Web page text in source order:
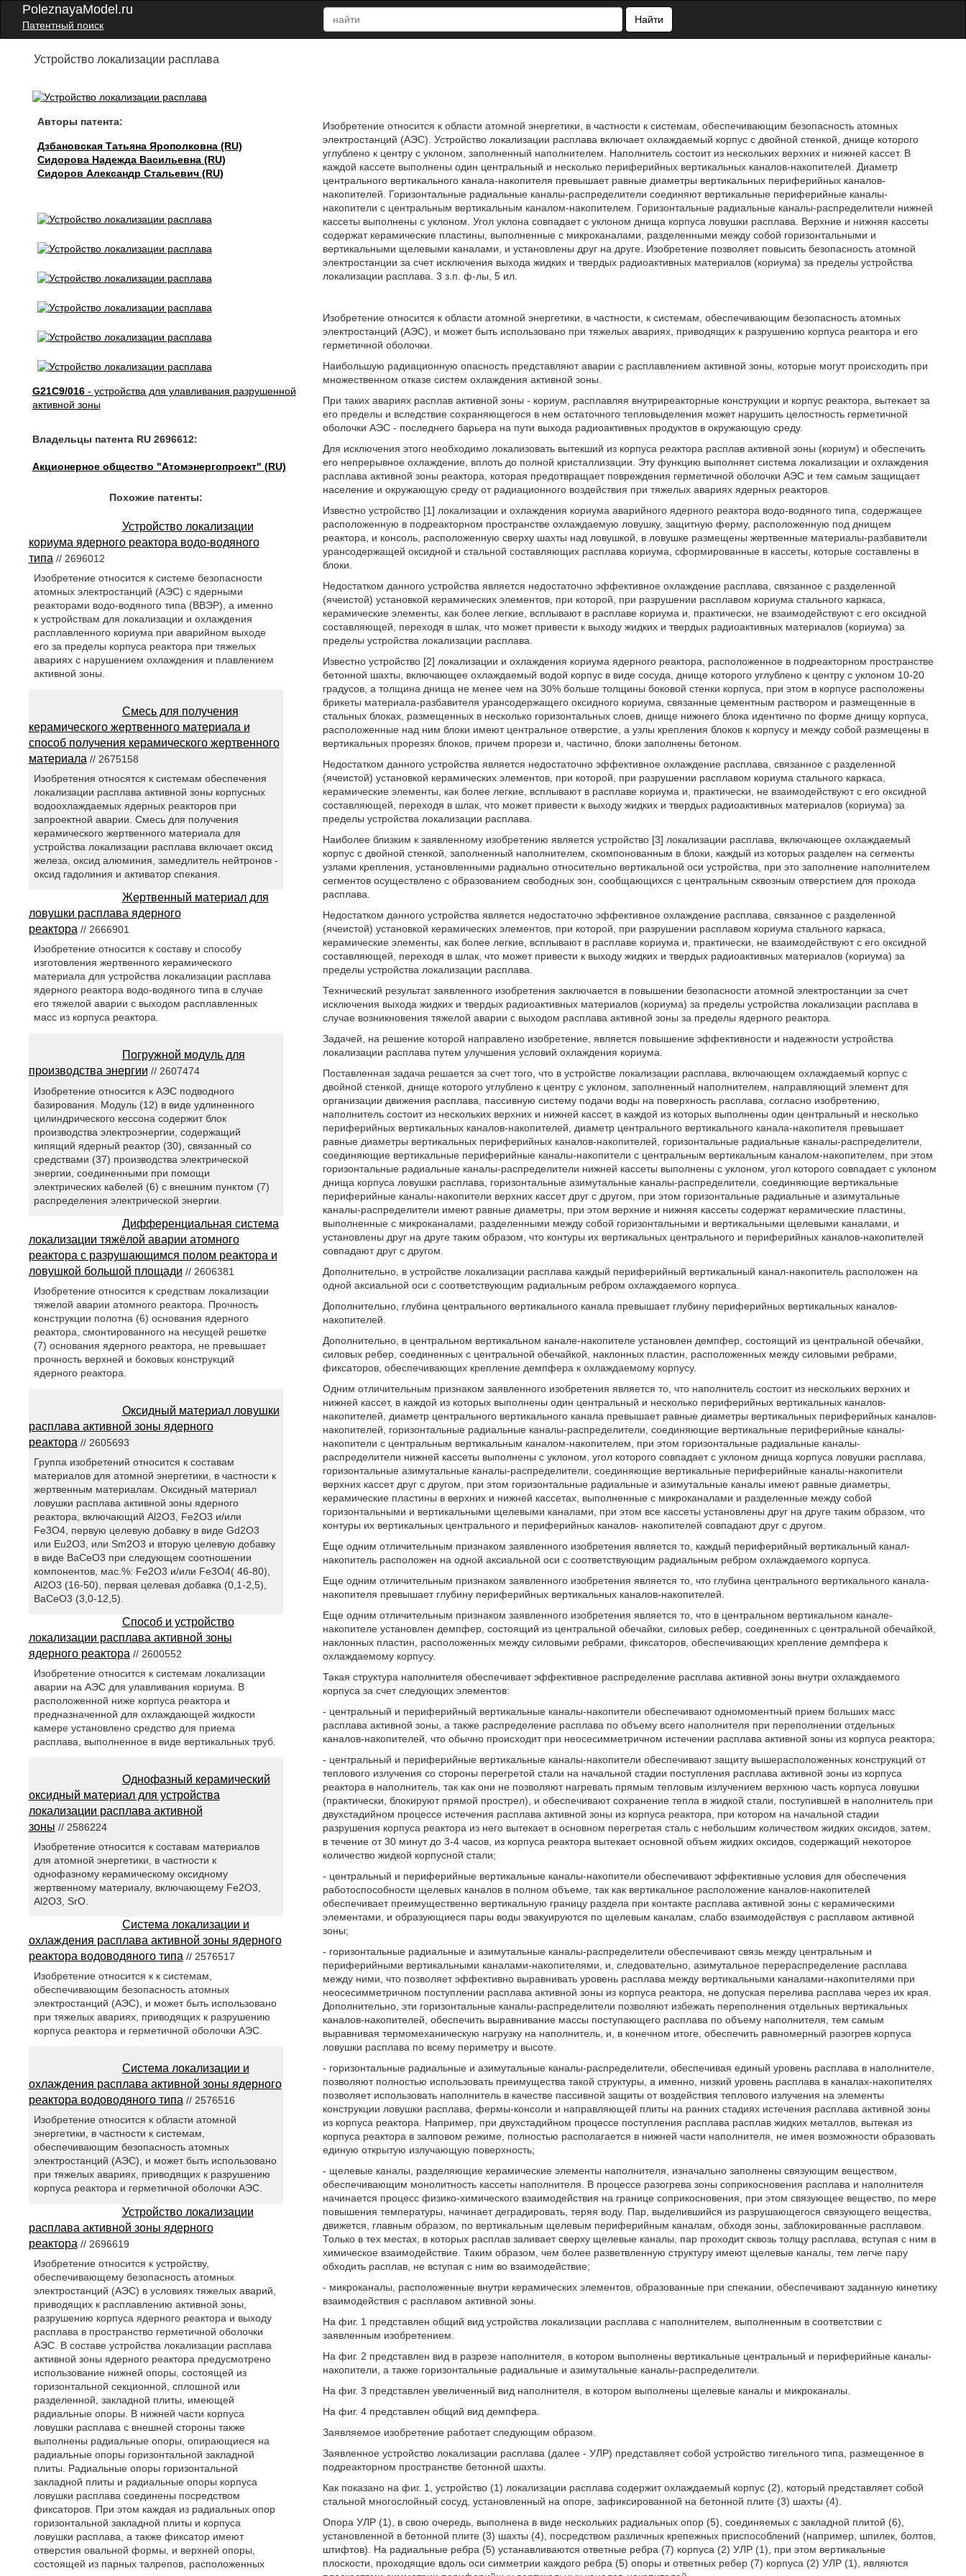
PoleznayaModel.ru
Патентный поиск
Найти
Устройство локализации расплава
Авторы патента:
Дзбановская Татьяна Ярополковна (RU)
Сидорова Надежда Васильевна (RU)
Сидоров Александр Стальевич (RU)
G21C9/016- устройства для улавливания разрушенной
активной зоны
Владельцы патента RU 2696612:
Акционерное общество "Атомэнергопроект" (RU)
Изобретение относится к области атомной энергетики, в частности к системам, обеспечивающим безопасность атомных
электростанций (АЭС). Устройство локализации расплава включает охлаждаемый корпус с двойной стенкой, днище которого
углублено к центру с уклоном, заполненный наполнителем. Наполнитель состоит из нескольких верхних и нижней кассет. В
каждой кассете выполнены один центральный и несколько периферийных вертикальных каналов-накопителей. Диаметр
центрального вертикального канала-накопителя превышает равные диаметры вертикальных периферийных каналов-
накопителей. Горизонтальные радиальные каналы-распределители соединяют вертикальные периферийные каналы-
накопители с центральным вертикальным каналом-накопителем. Горизонтальные радиальные каналы-распределители нижней
кассеты выполнены с уклоном. Угол уклона совпадает с уклоном днища корпуса ловушки расплава. Верхние и нижняя кассеты
содержат керамические пластины, выполненные с микроканалами, разделенными между собой горизонтальными и
вертикальными щелевыми каналами, и установлены друг на друге. Изобретение позволяет повысить безопасность атомной
электростанции за счет исключения выхода жидких и твердых радиоактивных материалов (кориума) за пределы устройства
локализации расплава. 3 з.п. ф-лы, 5 ил.
Изобретение относится к области атомной энергетики, в частности, к системам, обеспечивающим безопасность атомных
электростанций (АЭС), и может быть использовано при тяжелых авариях, приводящих к разрушению корпуса реактора и его
герметичной оболочки.
Наибольшую радиационную опасность представляют аварии с расплавлением активной зоны, которые могут происходить при
множественном отказе систем охлаждения активной зоны.
При таких авариях расплав активной зоны - кориум, расплавляя внутриреакторные конструкции и корпус реактора, вытекает за
его пределы и вследствие сохраняющегося в нем остаточного тепловыделения может нарушить целостность герметичной
оболочки АЭС - последнего барьера на пути выхода радиоактивных продуктов в окружающую среду.
Для исключения этого необходимо локализовать вытекший из корпуса реактора расплав активной зоны (кориум) и обеспечить
его непрерывное охлаждение, вплоть до полной кристаллизации. Эту функцию выполняет система локализации и охлаждения
расплава активной зоны реактора, которая предотвращает повреждения герметичной оболочки АЭС и тем самым защищает
население и окружающую среду от радиационного воздействия при тяжелых авариях ядерных реакторов.
Известно устройство [1] локализации и охлаждения кориума аварийного ядерного реактора водо-водяного типа, содержащее
расположенную в подреакторном пространстве охлаждаемую ловушку, защитную ферму, расположенную под днищем
реактора, и консоль, расположенную сверху шахты над ловушкой, в ловушке размещены жертвенные материалы-разбавители
урансодержащей оксидной и стальной составляющих расплава кориума, сформированные в кассеты, которые составлены в
блоки.
Недостатком данного устройства является недостаточно эффективное охлаждение расплава, связанное с разделенной
(ячеистой) установкой керамических элементов, при которой, при разрушении расплавом кориума стального каркаса,
керамические элементы, как более легкие, всплывают в расплаве кориума и, практически, не взаимодействуют с его оксидной
составляющей, переходя в шлак, что может привести к выходу жидких и твердых радиоактивных материалов (кориума) за
пределы устройства локализации расплава.
Известно устройство [2] локализации и охлаждения кориума ядерного реактора, расположенное в подреакторном пространстве
бетонной шахты, включающее охлаждаемый водой корпус в виде сосуда, днище которого углублено к центру с уклоном 10-20
градусов, а толщина днища не менее чем на 30% больше толщины боковой стенки корпуса, при этом в корпусе расположены
брикеты материала-разбавителя урансодержащего оксидного кориума, связанные цементным раствором и размещенные в
стальных блоках, размещенных в несколько горизонтальных слоев, днище нижнего блока идентично по форме днищу корпуса,
расположенные над ним блоки имеют центральное отверстие, а узлы крепления блоков к корпусу и между собой размещены в
вертикальных прорезях блоков, причем прорези и, частично, блоки заполнены бетоном.
Недостатком данного устройства является недостаточно эффективное охлаждение расплава, связанное с разделенной
(ячеистой) установкой керамических элементов, при которой, при разрушении расплавом кориума стального каркаса,
керамические элементы, как более легкие, всплывают в расплаве кориума и, практически, не взаимодействуют с его оксидной
составляющей, переходя в шлак, что может привести к выходу жидких и твердых радиоактивных материалов (кориума) за
пределы устройства локализации расплава.
Наиболее близким к заявленному изобретению является устройство [3] локализации расплава, включающее охлаждаемый
корпус с двойной стенкой, заполненный наполнителем, скомпонованным в блоки, каждый из которых разделен на сегменты
узлами крепления, установленными радиально относительно вертикальной оси устройства, при это заполнение наполнителем
сегментов осуществлено с образованием свободных зон, сообщающихся с центральным сквозным отверстием для прохода
расплава.
Недостатком данного устройства является недостаточно эффективное охлаждение расплава, связанное с разделенной
(ячеистой) установкой керамических элементов, при которой, при разрушении расплавом кориума стального каркаса,
керамические элементы, как более легкие, всплывают в расплаве кориума и, практически, не взаимодействуют с его оксидной
составляющей, переходя в шлак, что может привести к выходу жидких и твердых радиоактивных материалов (кориума) за
пределы устройства локализации расплава.
Технический результат заявленного изобретения заключается в повышении безопасности атомной электростанции за счет
исключения выхода жидких и твердых радиоактивных материалов (кориума) за пределы устройства локализации расплава в
случае возникновения тяжелой аварии с выходом расплава активной зоны за пределы ядерного реактора.
Задачей, на решение которой направлено изобретение, является повышение эффективности и надежности устройства
локализации расплава путем улучшения условий охлаждения кориума.
Поставленная задача решается за счет того, что в устройстве локализации расплава, включающем охлаждаемый корпус с
двойной стенкой, днище которого углублено к центру с уклоном, заполненный наполнителем, направляющий элемент для
организации движения расплава, пассивную систему подачи воды на поверхность расплава, согласно изобретению,
наполнитель состоит из нескольких верхних и нижней кассет, в каждой из которых выполнены один центральный и несколько
периферийных вертикальных каналов-накопителей, диаметр центрального вертикального канала-накопителя превышает
равные диаметры вертикальных периферийных каналов-накопителей, горизонтальные радиальные каналы-распределители,
соединяющие вертикальные периферийные каналы-накопители с центральным вертикальным каналом-накопителем, при этом
горизонтальные радиальные каналы-распределители нижней кассеты выполнены с уклоном, угол которого совпадает с уклоном
днища корпуса ловушки расплава, горизонтальные азимутальные каналы-распределители, соединяющие вертикальные
периферийные каналы-накопители верхних кассет друг с другом, при этом горизонтальные радиальные и азимутальные
каналы-распределители имеют равные диаметры, при этом верхние и нижняя кассеты содержат керамические пластины,
выполненные с микроканалами, разделенными между собой горизонтальными и вертикальными щелевыми каналами, и
установлены друг на друге таким образом, что контуры их вертикальных центрального и периферийных каналов-накопителей
совпадают друг с другом.
Дополнительно, в устройстве локализации расплава каждый периферийный вертикальный канал-накопитель расположен на
одной аксиальной оси с соответствующим радиальным ребром охлаждаемого корпуса.
Дополнительно, глубина центрального вертикального канала превышает глубину периферийных вертикальных каналов-
накопителей.
Дополнительно, в центральном вертикальном канале-накопителе установлен демпфер, состоящий из центральной обечайки,
силовых ребер, соединенных с центральной обечайкой, наклонных пластин, расположенных между силовыми ребрами,
фиксаторов, обеспечивающих крепление демпфера к охлаждаемому корпусу.
Одним отличительным признаком заявленного изобретения является то, что наполнитель состоит из нескольких верхних и
нижней кассет, в каждой из которых выполнены один центральный и несколько периферийных вертикальных каналов-
накопителей, диаметр центрального вертикального канала превышает равные диаметры вертикальных периферийных каналов-
накопителей, горизонтальные радиальные каналы-распределители, соединяющие вертикальные периферийные каналы-
накопители с центральным вертикальным каналом-накопителем, при этом горизонтальные радиальные каналы-
распределители нижней кассеты выполнены с уклоном, угол которого совпадает с уклоном днища корпуса ловушки расплава,
горизонтальные азимутальные каналы-распределители, соединяющие вертикальные периферийные каналы-накопители
верхних кассет друг с другом, при этом горизонтальные радиальные и азимутальные каналы имеют равные диаметры,
керамические пластины в верхних и нижней кассетах, выполненные с микроканалами и разделенные между собой
горизонтальными и вертикальными щелевыми каналами, при этом все кассеты установлены друг на друге таким образом, что
контуры их вертикальных центрального и периферийных каналов- накопителей совпадают друг с другом.
Еще одним отличительным признаком заявленного изобретения является то, каждый периферийный вертикальный канал-
накопитель расположен на одной аксиальной оси с соответствующим радиальным ребром охлаждаемого корпуса.
Еще одним отличительным признаком заявленного изобретения является то, что глубина центрального вертикального канала-
накопителя превышает глубину периферийных вертикальных каналов-накопителей.
Еще одним отличительным признаком заявленного изобретения является то, что в центральном вертикальном канале-
накопителе установлен демпфер, состоящий из центральной обечайки, силовых ребер, соединенных с центральной обечайкой,
наклонных пластин, расположенных между силовыми ребрами, фиксаторов, обеспечивающих крепление демпфера к
охлаждаемому корпусу.
Такая структура наполнителя обеспечивает эффективное распределение расплава активной зоны внутри охлаждаемого
корпуса за счет следующих элементов:
- центральный и периферийный вертикальные каналы-накопители обеспечивают одномоментный прием больших масс
расплава активной зоны, а также распределение расплава по объему всего наполнителя при переполнении отдельных
каналов-накопителей, что обычно происходит при неосесимметричном истечении расплава активной зоны из корпуса реактора;
- центральный и периферийные вертикальные каналы-накопители обеспечивают защиту вышерасположенных конструкций от
теплового излучения со стороны перегретой стали на начальной стадии поступления расплава активной зоны из корпуса
реактора в наполнитель, так как они не позволяют нагревать прямым тепловым излучением верхнюю часть корпуса ловушки
(практически, блокируют прямой прострел), и обеспечивают сохранение тепла в жидкой стали, поступившей в наполнитель при
двухстадийном процессе истечения расплава активной зоны из корпуса реактора, при котором на начальной стадии
разрушения корпуса реактора из него вытекает в основном перегретая сталь с небольшим количеством жидких оксидов, затем,
в течение от 30 минут до 3-4 часов, из корпуса реактора вытекает основной объем жидких оксидов, содержащий некоторое
количество жидкой корпусной стали;
- центральный и периферийные вертикальные каналы-накопители обеспечивают эффективные условия для обеспечения
работоспособности щелевых каналов в полном объеме, так как вертикальное расположение каналов-накопителей
обеспечивает преимущественно вертикальную границу раздела при контакте расплава активной зоны с керамическими
элементами, и образующиеся пары воды эвакуируются по щелевым каналам, слабо взаимодействуя с расплавом активной
зоны;
- горизонтальные радиальные и азимутальные каналы-распределители обеспечивают связь между центральным и
периферийными вертикальными каналами-накопителями, и, следовательно, азимутальное перераспределение расплава
между ними, что позволяет эффективно выравнивать уровень расплава между вертикальными каналами-накопителями при
неосесимметричном поступлении расплава активной зоны из корпуса реактора, не допуская перелива расплава через их края.
Дополнительно, эти горизонтальные каналы-распределители позволяют избежать переполнения отдельных вертикальных
каналов-накопителей, обеспечить выравнивание массы поступающего расплава по объему наполнителя, тем самым
выравнивая термомеханическую нагрузку на наполнитель, и, в конечном итоге, обеспечить равномерный разогрев корпуса
ловушки расплава по всему периметру и высоте.
- горизонтальные радиальные и азимутальные каналы-распределители, обеспечивая единый уровень расплава в наполнителе,
позволяют полностью использовать преимущества такой структуры, а именно, низкий уровень расплава в каналах-накопителях
позволяет использовать наполнитель в качестве пассивной защиты от воздействия теплового излучения на элементы
конструкции ловушки расплава, фермы-консоли и направляющей плиты на ранних стадиях истечения расплава активной зоны
из корпуса реактора. Например, при двухстадийном процессе поступления расплава расплав жидких металлов, вытекая из
корпуса реактора в залповом режиме, полностью располагается в нижней части наполнителя, не имея возможности образовать
единую открытую излучающую поверхность;
- щелевые каналы, разделяющие керамические элементы наполнителя, изначально заполнены связующим веществом,
обеспечивающим монолитность кассеты наполнителя. В процессе разогрева зоны соприкосновения расплава и наполнителя
начинается процесс физико-химического взаимодействия на границе соприкосновения, при этом связующее вещество, по мере
повышения температуры, начинает деградировать, теряя воду. Пар, выделившийся из разрушающегося связующего вещества,
движется, главным образом, по вертикальным щелевым периферийным каналам, обходя зоны, заблокированные расплавом.
Только в тех местах, в которых расплав заливает сверху щелевые каналы, пар проходит сквозь толщу расплава, вступая с ним в
химическое взаимодействие. Таким образом, чем более разветвленную структуру имеют щелевые каналы, тем легче пару
обходить расплав, не вступая с ним во взаимодействие;
- микроканалы, расположенные внутри керамических элементов, образованные при спекании, обеспечивают заданную кинетику
взаимодействия с расплавом активной зоны.
На фиг. 1 представлен общий вид устройства локализации расплава с наполнителем, выполненным в соответствии с
заявленным изобретением.
На фиг. 2 представлен вид в разрезе наполнителя, в котором выполнены вертикальные центральный и периферийные каналы-
накопители, а также горизонтальные радиальные и азимутальные каналы-распределители.
На фиг. 3 представлен увеличенный вид наполнителя, в котором выполнены щелевые каналы и микроканалы.
На фиг. 4 представлен общий вид демпфера.
Заявляемое изобретение работает следующим образом.
Заявленное устройство локализации расплава (далее - УЛР) представляет собой устройство тигельного типа, размещенное в
подреакторном пространстве бетонной шахты.
Как показано на фиг. 1, устройство (1) локализации расплава содержит охлаждаемый корпус (2), который представляет собой
стальной многослойный сосуд, установленный на опоре, зафиксированной на бетонной плите (3) шахты (4).
Опора УЛР (1), в свою очередь, выполнена в виде нескольких радиальных опор (5), соединяемых с закладной плитой (6),
установленной в бетонной плите (3) шахты (4), посредством различных крепежных приспособлений (например, шпилек, болтов,
штифтов). На радиальные ребра (5) устанавливаются ответные ребра (7) корпуса (2) УЛР (1), при этом вертикальные
плоскости, проходящие вдоль оси симметрии каждого ребра (5) опоры и ответных ребер (7) корпуса (2) УЛР (1), являются
Похожие патенты:
Устройство локализации
кориума ядерного реактора водо-водяного
типа // 2696012
Изобретение относится к системе безопасности
атомных электростанций (АЭС) с ядерными
реакторами водо-водяного типа (ВВЭР), а именно
к устройствам для локализации и охлаждения
расплавленного кориума при аварийном выходе
его за пределы корпуса реактора при тяжелых
авариях с нарушением охлаждения и плавлением
активной зоны.
Смесь для получения
керамического жертвенного материала и
способ получения керамического жертвенного
материала // 2675158
Изобретения относятся к системам обеспечения
локализации расплава активной зоны корпусных
водоохлаждаемых ядерных реакторов при
запроектной аварии. Смесь для получения
керамического жертвенного материала для
устройства локализации расплава включает оксид
железа, оксид алюминия, замедлитель нейтронов -
оксид гадолиния и активатор спекания.
Жертвенный материал для
ловушки расплава ядерного
реактора// 2666901
Изобретение относится к составу и способу
изготовления жертвенного керамического
материала для устройства локализации расплава
ядерного реактора водо-водяного типа в случае
его тяжелой аварии с выходом расплавленных
масс из корпуса реактора.
Погружной модуль для
производства энергии // 2607474
Изобретение относится к АЭС подводного
базирования. Модуль (12) в виде удлиненного
цилиндрического кессона содержит блок
производства электроэнергии, содержащий
кипящий ядерный реактор (30), связанный со
средствами (37) производства электрической
энергии, соединенными при помощи
электрических кабелей (6) с внешним пунктом (7)
распределения электрической энергии.
Дифференциальная система
локализации тяжёлой аварии атомного
реактора с разрушающимся полом реактора и
ловушкой большой площади // 2606381
Изобретение относится к средствам локализации
тяжелой аварии атомного реактора. Прочность
конструкции полотна (6) основания ядерного
реактора, смонтированного на несущей решетке
(7) основания ядерного реактора, не превышает
прочность верхней и боковых конструкций
ядерного реактора.
Оксидный материал ловушки
расплава активной зоны ядерного
реактора // 2605693
Группа изобретений относится к составам
материалов для атомной энергетики, в частности к
жертвенным материалам. Оксидный материал
ловушки расплава активной зоны ядерного
реактора, включающий Al2O3, Fe2O3 и/или
Fe3O4, первую целевую добавку в виде Gd2O3
или Eu2O3, или Sm2O3 и вторую целевую добавку
в виде BaCeO3 при следующем соотношении
компонентов, мас.%: Fe2O3 и/или Fe3O4( 46-80),
Al2O3 (16-50), первая целевая добавка (0,1-2,5),
BaCeO3 (3,0-12,5).
Способ и устройство
локализации расплава активной зоны
ядерного реактора // 2600552
Изобретение относится к системам локализации
аварии на АЭС для улавливания кориума. В
расположенной ниже корпуса реактора и
предназначенной для охлаждающей жидкости
камере установлено средство для приема
расплава, выполненное в виде вертикальных труб.
Однофазный керамический
оксидный материал для устройства
локализации расплава активной
зоны // 2586224
Изобретение относится к составам материалов
для атомной энергетики, в частности к
однофазному керамическому оксидному
жертвенному материалу, включающему Fe2O3,
Al2O3, SrO.
Система локализации и
охлаждения расплава активной зоны ядерного
реактора водоводяного типа// 2576517
Изобретение относится к к системам,
обеспечивающим безопасность атомных
электростанций (АЭС), и может быть использовано
при тяжелых авариях, приводящих к разрушению
корпуса реактора и герметичной оболочки АЭС.
Система локализации и
охлаждения расплава активной зоны ядерного
реактора водоводяного типа// 2576516
Изобретение относится к области атомной
энергетики, в частности к системам,
обеспечивающим безопасность атомных
электростанций (АЭС), и может быть использовано
при тяжелых авариях, приводящих к разрушению
корпуса реактора и герметичной оболочки АЭС.
Устройство локализации
расплава активной зоны ядерного
реактора // 2696619
Изобретение относится к устройству,
обеспечивающему безопасность атомных
электростанций (АЭС) в условиях тяжелых аварий,
приводящих к расплавлению активной зоны,
разрушению корпуса ядерного реактора и выходу
расплава в пространство герметичной оболочки
АЭС. В составе устройства локализации расплава
активной зоны ядерного реактора предусмотрено
использование нижней опоры, состоящей из
горизонтальной секционной, сплошной или
разделенной, закладной плиты, имеющей
радиальные опоры. В нижней части корпуса
ловушки расплава с внешней стороны также
выполнены радиальные опоры, опирающиеся на
радиальные опоры горизонтальной закладной
плиты. Радиальные опоры горизонтальной
закладной плиты и радиальные опоры корпуса
ловушки расплава соединены посредством
фиксаторов. При этом каждая из радиальных опор
горизонтальной закладной плиты и корпуса
ловушки расплава, а также фиксатор имеют
отверстия овальной формы, и верхней опоры,
состоящей из парных талрепов, расположенных